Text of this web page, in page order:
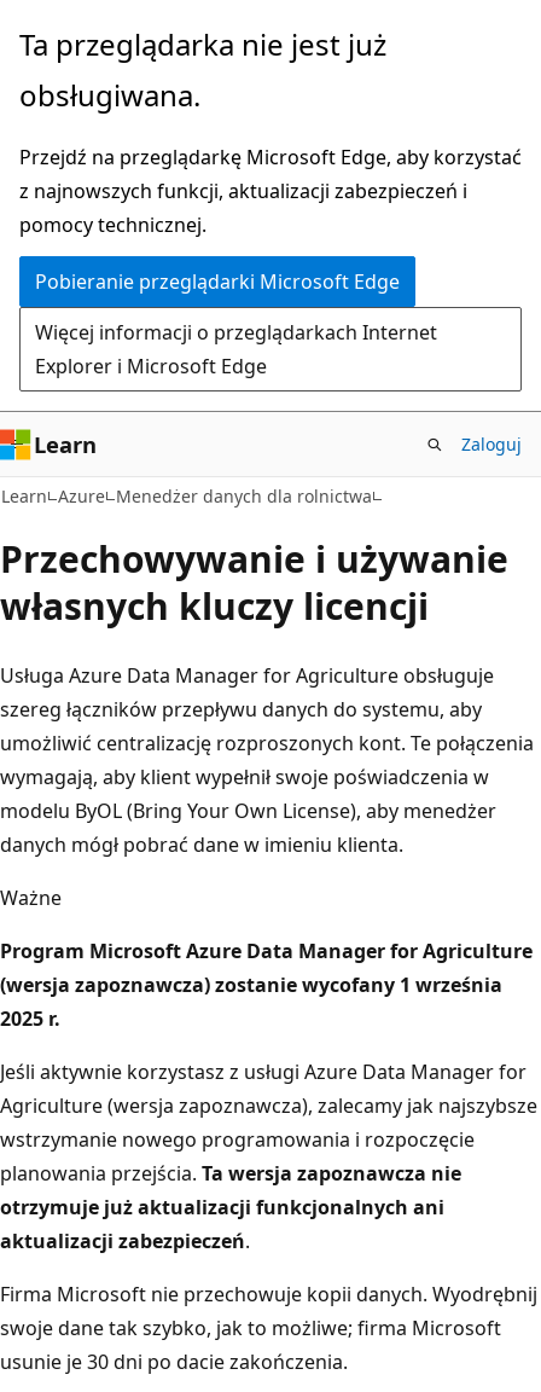
Przejdź
głównej
Ta przeglądarka nie jest już
obsługiwana.
Przejdź na przeglądarkę Microsoft Edge, aby korzystać
z najnowszych funkcji, aktualizacji zabezpieczeń i
pomocy technicznej.
Pobieranie przeglądarki Microsoft Edge
Więcej informacji o przeglądarkach Internet
Explorer i Microsoft Edge
Learn Zaloguj
Learn Azure Menedżer danych dla rolnictwa
Przechowywanie i używanie
własnych kluczy licencji
Usługa Azure Data Manager for Agriculture obsługuje
szereg łączników przepływu danych do systemu, aby
umożliwić centralizację rozproszonych kont. Te połączenia
wymagają, aby klient wypełnił swoje poświadczenia w
modelu ByOL (Bring Your Own License), aby menedżer
danych mógł pobrać dane w imieniu klienta.
Ważne
Program Microsoft Azure Data Manager for Agriculture
(wersja zapoznawcza) zostanie wycofany 1 września
2025 r.
Jeśli aktywnie korzystasz z usługi Azure Data Manager for
Agriculture (wersja zapoznawcza), zalecamy jak najszybsze
wstrzymanie nowego programowania i rozpoczęcie
planowania przejścia. Ta wersja zapoznawcza nie
otrzymuje już aktualizacji funkcjonalnych ani
aktualizacji zabezpieczeń.
Firma Microsoft nie przechowuje kopii danych. Wyodrębnij
swoje dane tak szybko, jak to możliwe; firma Microsoft
usunie je 30 dni po dacie zakończenia.